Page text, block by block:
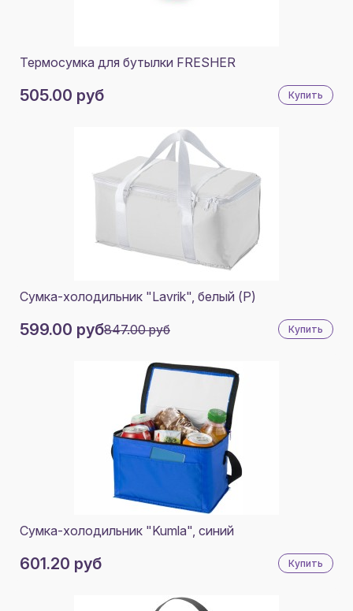
Термосумка для бутылки FRESHER
505.00 руб Купить
Сумка-холодильник "Lavrik", белый (Р)
599.00 руб847.00 руб Купить
Сумка-холодильник "Kumla", синий
601.20 руб Купить